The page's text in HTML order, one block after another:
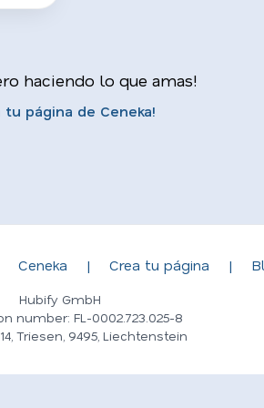
haciendo lo que amas!
tu página de Ceneka!
Ceneka | Crea tu página |
Hubify GmbH
number: FL-0002.723.025-8
Triesen, 9495, Liechtenstein